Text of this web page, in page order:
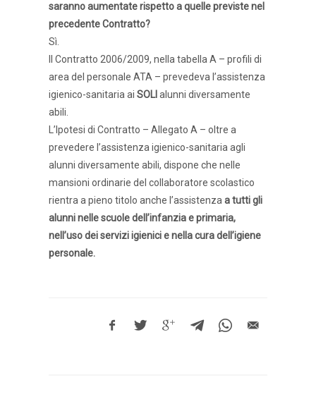
saranno aumentate rispetto a quelle previste nel
precedente Contratto?
Sì.
Il Contratto 2006/2009, nella tabella A – profili di
area del personale ATA – prevedeva l’assistenza
igienico-sanitaria ai SOLI alunni diversamente
abili.
L’Ipotesi di Contratto – Allegato A – oltre a
prevedere l’assistenza igienico-sanitaria agli
alunni diversamente abili, dispone che nelle
mansioni ordinarie del collaboratore scolastico
rientra a pieno titolo anche l’assistenza a tutti gli
alunni nelle scuole dell’infanzia e primaria,
nell’uso dei servizi igienici e nella cura dell’igiene
personale.